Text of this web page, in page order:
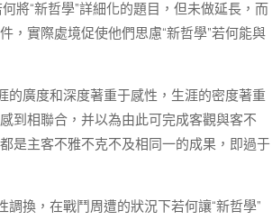
將“新哲學”詳細化的題目，但未做延長，而
，實際處境促使他們思慮“新哲學”若何能與
的廣度和深度著重于感性，生涯的密度著重
到相聯合，并以為由此可完成客觀與客不
是主客不雅不克不及相同一的成果，即過于
換，在戰鬥周遭的狀況下若何讓“新哲學”